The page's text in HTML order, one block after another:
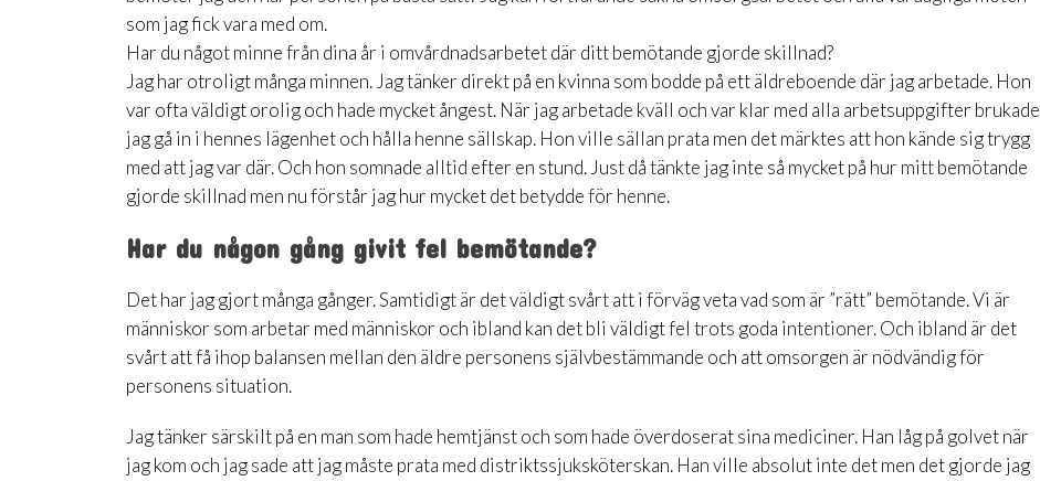
som jag fick vara med om.
Har du något minne från dina år i omvårdnadsarbetet där ditt bemötande gjorde skillnad?
Jag har otroligt många minnen. Jag tänker direkt på en kvinna som bodde på ett äldreboende där jag arbetade. Hon
var ofta väldigt orolig och hade mycket ångest. När jag arbetade kväll och var klar med alla arbetsuppgifter brukade
jag gå in i hennes lägenhet och hålla henne sällskap. Hon ville sällan prata men det märktes att hon kände sig trygg
med att jag var där. Och hon somnade alltid efter en stund. Just då tänkte jag inte så mycket på hur mitt bemötande
gjorde skillnad men nu förstår jag hur mycket det betydde för henne.
Har du någon gång givit fel bemötande?
Det har jag gjort många gånger. Samtidigt är det väldigt svårt att i förväg veta vad som är ”rätt” bemötande. Vi är
människor som arbetar med människor och ibland kan det bli väldigt fel trots goda intentioner. Och ibland är det
svårt att få ihop balansen mellan den äldre personens självbestämmande och att omsorgen är nödvändig för
personens situation.
Jag tänker särskilt på en man som hade hemtjänst och som hade överdoserat sina mediciner. Han låg på golvet när
jag kom och jag sade att jag måste prata med distriktssjuksköterskan. Han ville absolut inte det men det gjorde jag